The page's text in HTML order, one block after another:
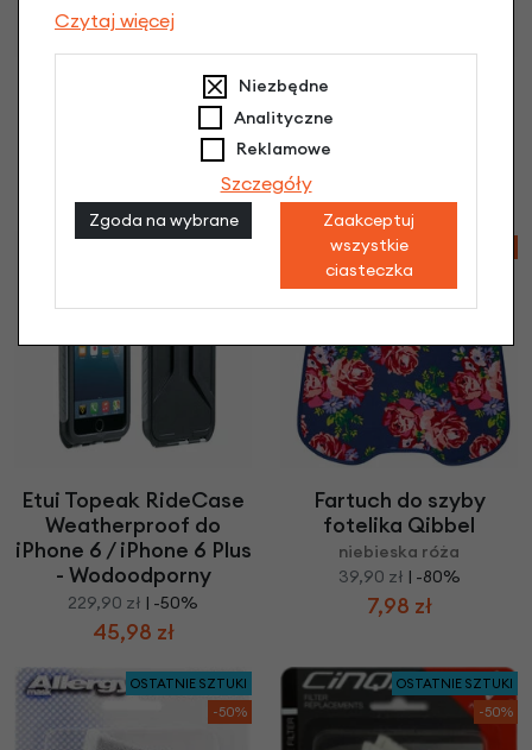
Etui i uchwyt Topeak
RideCase do iPhone 6 /
iPhone 6 Plus
Etui Topeak RideCase
do iPhone 6 / iPhone 6
Etui Topeak RideCase
Weatherproof do
iPhone 6 / iPhone 6 Plus
- Wodoodporny
229,90 zł | -50%
45,98 zł
Fartuch do szyby
fotelika Qibbel
niebieska róża
39,90 zł | -80%
7,98 zł
OSTATNIE SZTUKI
-50%
OSTATNIE SZTUKI
-50%
Czytaj więcej
Niezbędne
Analityczne
Reklamowe
Szczegóły
Zgoda na wybrane
Zaakceptuj
wszystkie
ciasteczka